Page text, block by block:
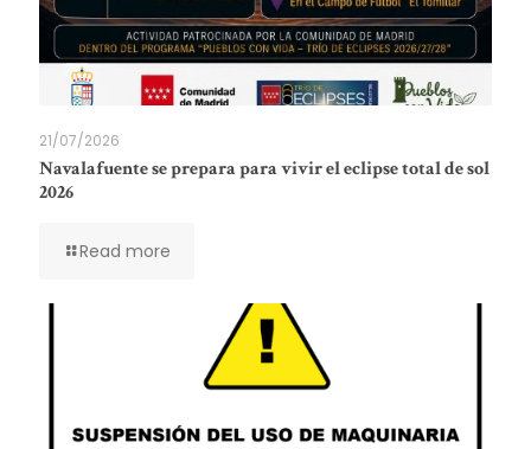
21/07/2026
Navalafuente se prepara para vivir el eclipse total de sol
2026
Read more